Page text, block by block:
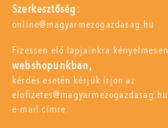
Szerkesztőség:
online@magyarmezogazdasag.hu
Fizessen elő lapjainkra kényelmesen
webshopunkban,
kérdés esetén kérjük írjon az
elofizetes@magyarmezogazdasag.hu
e-mail címre.